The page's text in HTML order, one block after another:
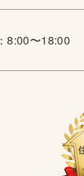
8:00〜18:00